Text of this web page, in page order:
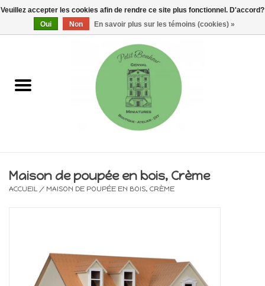
0 Articles - €0,00
Maisons, vitrines & kits
Electricité
Pièces uniques & objets de
collection
Maison de poupée en bois, Crème
ACCUEIL / MAISON DE POUPÉE EN BOIS, CRÈME
Veuillez accepter les cookies afin de rendre ce site plus fonctionnel. D'accord?
Oui
Non En savoir plus sur les témoins (cookies) »